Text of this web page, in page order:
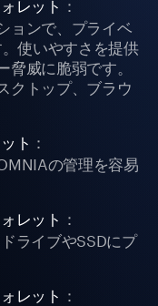
レット
ョンで、プライベ
使いやすさを提供
威に脆弱です。
クトップ、ブラウ
ト ：
の管理を容易
レット ：
ライブやSSDにプ
レット ：